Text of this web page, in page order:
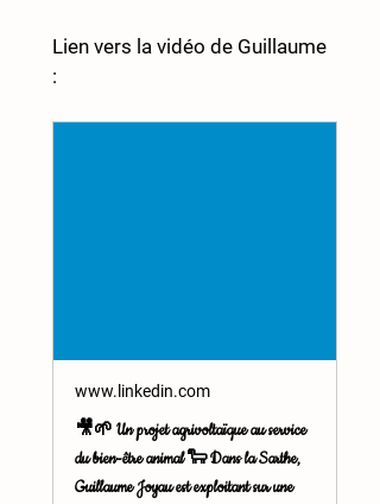
Lien vers la vidéo de Guillaume
:
www.linkedin.com
🎥🌱 Un projet agrivoltaïque au service
du bien-être animal 🐑 Dans la Sarthe,
Guillaume Joyau est exploitant sur une